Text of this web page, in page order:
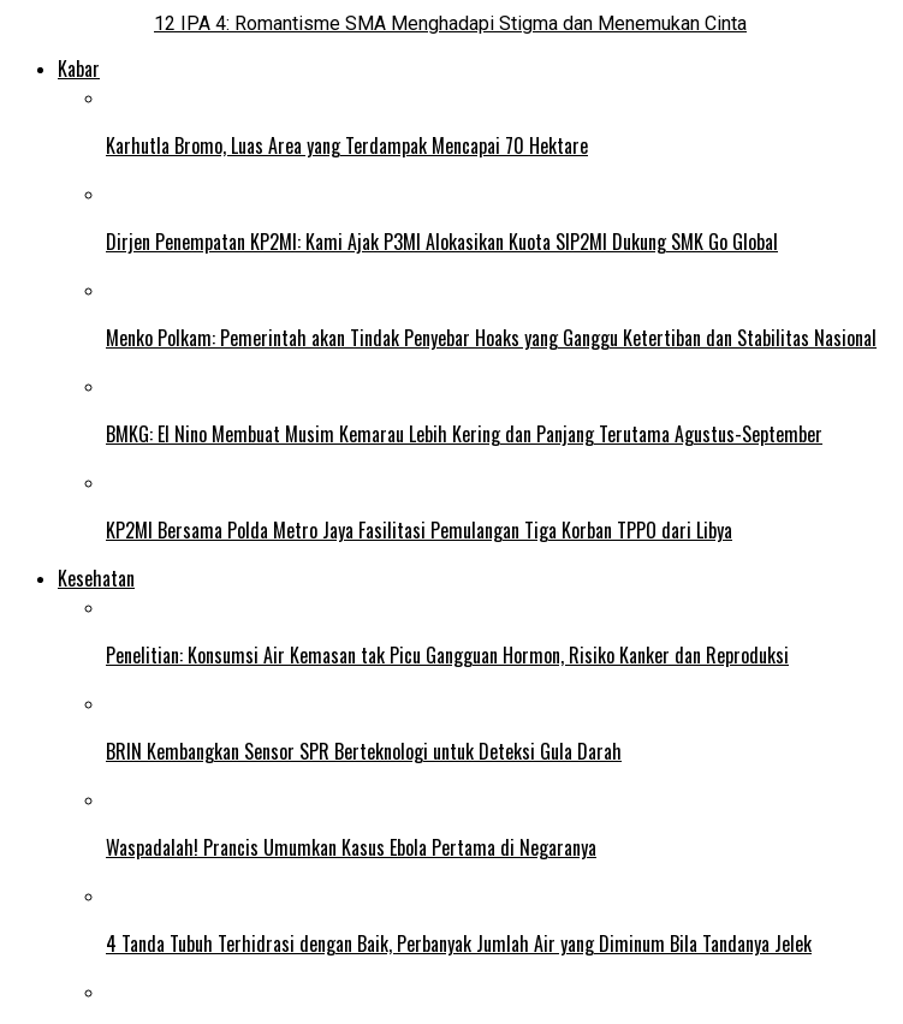
12 IPA 4: Romantisme SMA Menghadapi Stigma dan Menemukan Cinta
Kabar
Karhutla Bromo, Luas Area yang Terdampak Mencapai 70 Hektare
Dirjen Penempatan KP2MI: Kami Ajak P3MI Alokasikan Kuota SIP2MI Dukung SMK Go Global
Menko Polkam: Pemerintah akan Tindak Penyebar Hoaks yang Ganggu Ketertiban dan Stabilitas Nasional
BMKG: El Nino Membuat Musim Kemarau Lebih Kering dan Panjang Terutama Agustus-September
KP2MI Bersama Polda Metro Jaya Fasilitasi Pemulangan Tiga Korban TPPO dari Libya
Kesehatan
Penelitian: Konsumsi Air Kemasan tak Picu Gangguan Hormon, Risiko Kanker dan Reproduksi
BRIN Kembangkan Sensor SPR Berteknologi untuk Deteksi Gula Darah
Waspadalah! Prancis Umumkan Kasus Ebola Pertama di Negaranya
4 Tanda Tubuh Terhidrasi dengan Baik, Perbanyak Jumlah Air yang Diminum Bila Tandanya Jelek